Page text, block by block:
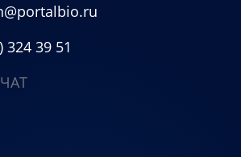
324 39 51
ЧАТ